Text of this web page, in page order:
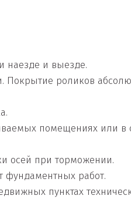
наезде и выезде.
Покрытие роликов
помещениях или в
осей при торможении.
фундаментных работ.
пунктах